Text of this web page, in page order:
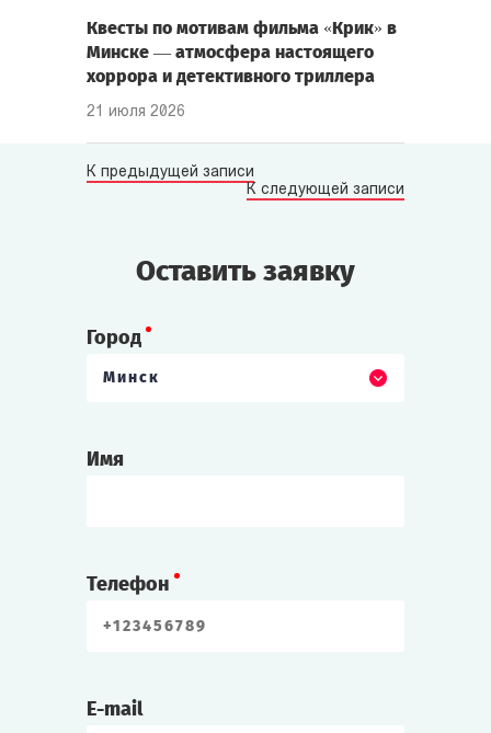
Квесты по мотивам фильма «Крик» в
Минске — атмосфера настоящего
хоррора и детективного триллера
21 июля 2026
К предыдущей записи
К следующей записи
Оставить заявку
Город
Минск
Имя
Телефон
E-mail